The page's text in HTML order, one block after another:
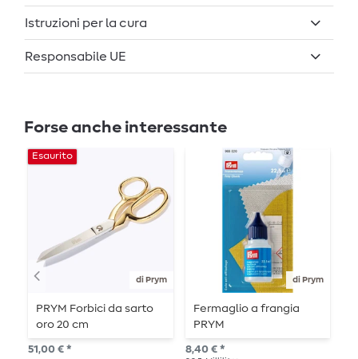
Istruzioni per la cura
Responsabile UE
Forse anche interessante
di Prym
Esaurito
PRYM Forbici da sarto
oro 20 cm
51,00 € *
di Prym
Fermaglio a frangia
PRYM
8,40 € *